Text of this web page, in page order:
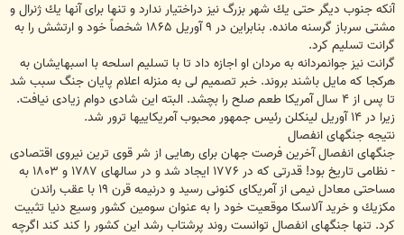
آنكه جنوب ديگر حتى يك شهر بزرگ نيز دراختيار ندارد و تنها براى آنها يك ژنرال و
مشتى سرباز گرسنه مانده. بنابراين در ۹ آوريل ۱۸۶۵ شخصاً خود و ارتشش را به
گرانت تسليم كرد.
گرانت نيز جوانمردانه به مردان او اجازه داد تا با تسليم اسلحه با اسبهايشان به
هركجا كه مايل باشند بروند. خبر تصميم لى به منزله اعلام پايان جنگ سبب شد
تا پس از ۴ سال آمريكا طعم صلح را بچشد. البته اين شادى دوام زيادى نيافت.
زيرا در ۱۴ آوريل لينكلن رئيس جمهور محبوب آمريكاييها ترور شد.
نتيجه جنگهاى انفصال
جنگهاى انفصال آخرين فرصت جهان براى رهايى از شر قوى ترين نيروى اقتصادى
- نظامى تاريخ بود! قدرتى كه در ۱۷۷۶ ايجاد شد و در سالهاى ۱۷۸۷ و ۱۸۰۳ به
مساحتى معادل نيمى از آمريكاى كنونى رسيد و درنيمه قرن ۱۹ با عقب راندن
مكزيك و خريد آلاسكا موقعيت خود را به عنوان سومين كشور وسيع دنيا تثبيت
كرد. تنها جنگهاى انفصال توانست روند پرشتاب رشد اين كشور را كند كند اگرچه